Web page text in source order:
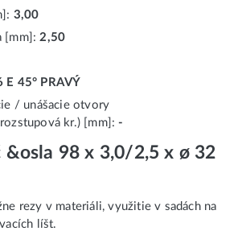
3,00
[mm]:2,50
E 45° PRAVÝ
/ unášacie otvory
kr.) [mm]:-
&osla 98 x 3,0/2,5 x ø 32
rezy v materiáli, využitie v sadách na
líšt.